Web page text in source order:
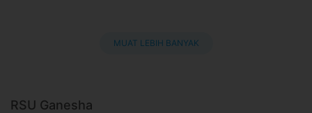
RSU Ganesha
MUAT LEBIH BANYAK